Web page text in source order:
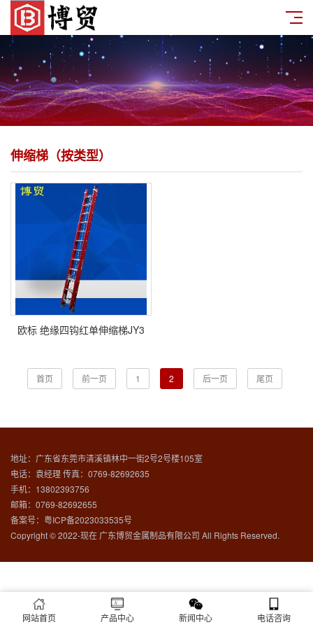
伸缩梯（按类型）
欧标 绝缘四钩红单伸缩梯JY3
首页 前一页 1 2 后一页 尾页
地址：广东省东莞市清溪镇林中一街2号2号楼105室
电话：袁经理 传真：0769-82692635
手机：13802393756
邮箱：0769-82692655
备案号： 粤ICP备2023033535号
Copyright © 2022-现在 广东博贸金属制品有限公司 All Rights Reserved.
网站首页 产品中心 新闻中心 电话咨询